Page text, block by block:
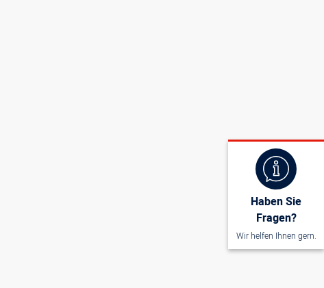
Haben Sie
Fragen?
Wir helfen Ihnen gern.